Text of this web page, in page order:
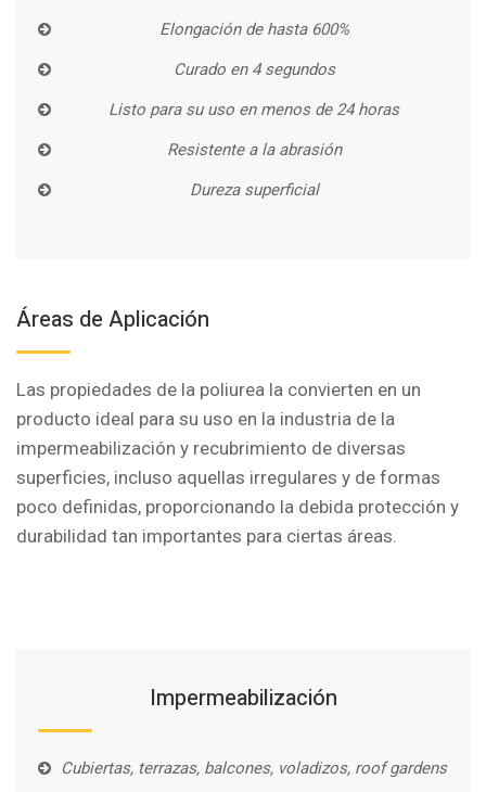
Elongación de hasta 600%
Curado en 4 segundos
Listo para su uso en menos de 24 horas
Resistente a la abrasión
Dureza superficial
Áreas de Aplicación
Las propiedades de la poliurea la convierten en un
producto ideal para su uso en la industria de la
impermeabilización y recubrimiento de diversas
superficies, incluso aquellas irregulares y de formas
poco definidas, proporcionando la debida protección y
durabilidad tan importantes para ciertas áreas.
Impermeabilización
Cubiertas, terrazas, balcones, voladizos, roof gardens